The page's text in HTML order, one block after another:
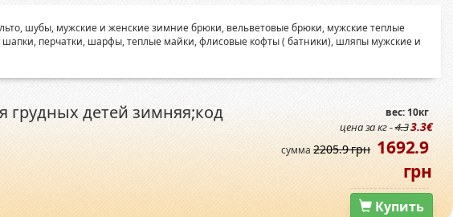
шубы, мужские и женские зимние брюки, вельветовые брюки, мужские теплые
перчатки, шарфы, теплые майки, флисовые кофты ( батники), шляпы мужские и
грудных детей зимняя;код
вес: 10кг
цена за кг -4.33.3€
сумма2205.9 грн 1692.9
грн
Купить